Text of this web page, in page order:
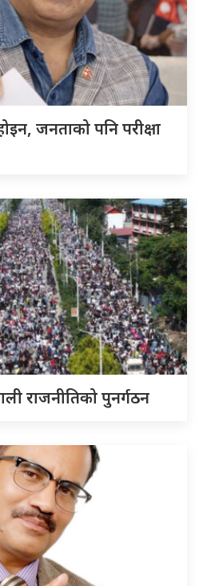
जनताको पनि परीक्षा
राजनीतिको पुनर्गठन